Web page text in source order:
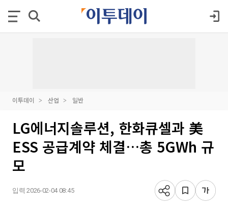
이투데이 산업 일반
LG에너지솔루션, 한화큐셀과 美
ESS 공급계약 체결…총 5GWh 규
모
입력 2026-02-04 08:45